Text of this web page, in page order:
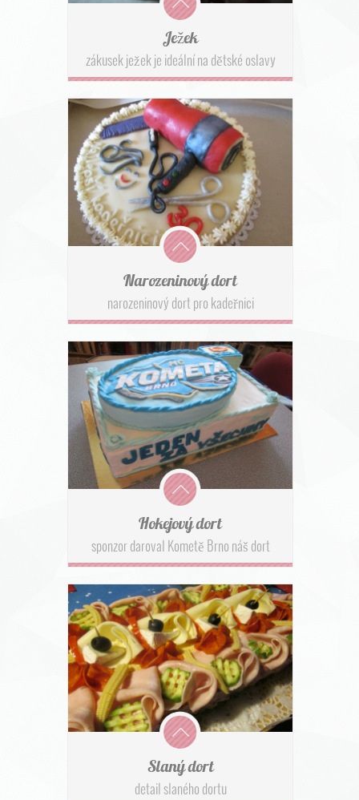
Ježek
zákusek ježek je ideální na dětské oslavy
Narozeninový dort
narozeninový dort pro kadeřnici
Hokejový dort
sponzor daroval Kometě Brno náš dort
Slaný dort
detail slaného dortu